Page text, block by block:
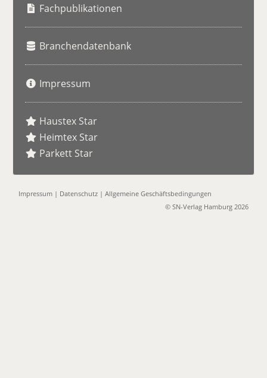
Fachpublikationen
Branchendatenbank
Impressum
Haustex Star
Heimtex Star
Parkett Star
Impressum | Datenschutz |Allgemeine Geschäftsbedingungen
© SN-Verlag Hamburg 2026